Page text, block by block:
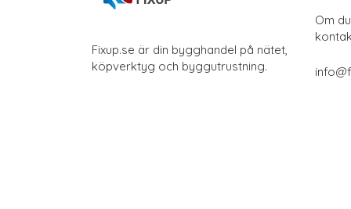
Fixup.se är din bygghandel på nätet,
köpverktyg och byggutrustning.
Om